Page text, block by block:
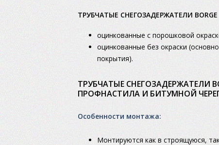
ТРУБЧАТЫЕ СНЕГОЗАДЕРЖАТЕЛИ
оцинкованные с порошковой
оцинкованные без окраски
покрытия).
ТРУБЧАТЫЕ СНЕГОЗАДЕРЖАТЕЛИ
ПРОФНАСТИЛА И БИТУМНОЙ
Особенности монтажа:
Монтируются как в строящуюся,